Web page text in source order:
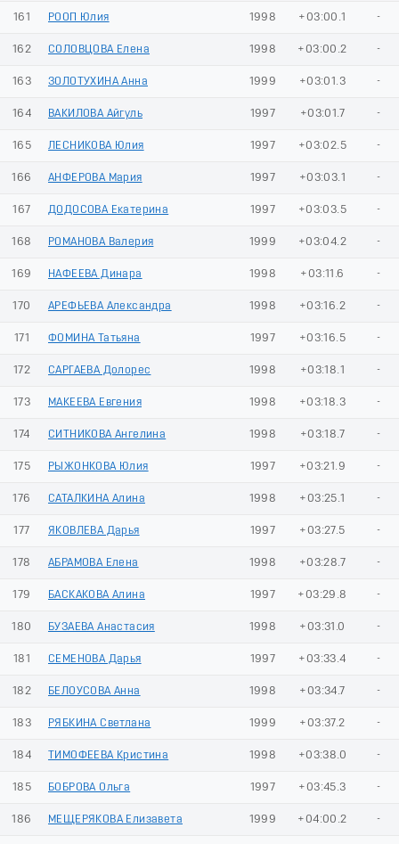
161 РООП Юлия 1998 +03:00.1 -
162 СОЛОВЦОВА Елена 1998 +03:00.2 -
163 ЗОЛОТУХИНА Анна 1999 +03:01.3 -
164 ВАКИЛОВА Айгуль 1997 +03:01.7 -
165 ЛЕСНИКОВА Юлия 1997 +03:02.5 -
166 АНФЕРОВА Мария 1997 +03:03.1 -
167 ДОДОСОВА Екатерина 1997 +03:03.5 -
168 РОМАНОВА Валерия 1999 +03:04.2 -
169 НАФЕЕВА Динара 1998 +03:11.6 -
170 АРЕФЬЕВА Александра 1998 +03:16.2 -
171 ФОМИНА Татьяна 1997 +03:16.5 -
172 САРГАЕВА Долорес 1998 +03:18.1 -
173 МАКЕЕВА Евгения 1998 +03:18.3 -
174 СИТНИКОВА Ангелина 1998 +03:18.7 -
175 РЫЖОНКОВА Юлия 1997 +03:21.9 -
176 САТАЛКИНА Алина 1998 +03:25.1 -
177 ЯКОВЛЕВА Дарья 1997 +03:27.5 -
178 АБРАМОВА Елена 1998 +03:28.7 -
179 БАСКАКОВА Алина 1997 +03:29.8 -
180 БУЗАЕВА Анастасия 1998 +03:31.0 -
181 СЕМЕНОВА Дарья 1997 +03:33.4 -
182 БЕЛОУСОВА Анна 1998 +03:34.7 -
183 РЯБКИНА Светлана 1999 +03:37.2 -
184 ТИМОФЕЕВА Кристина 1998 +03:38.0 -
185 БОБРОВА Ольга 1997 +03:45.3 -
186 МЕЩЕРЯКОВА Елизавета 1999 +04:00.2 -